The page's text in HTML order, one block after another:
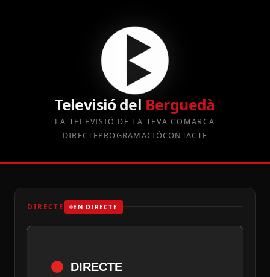
Televisió del Berguedà
LA TELEVISIÓ DE LA TEVA COMARCA
DIRECTEPROGRAMACIÓCONTACTE
DIRECTE EN DIRECTE
DIRECTE